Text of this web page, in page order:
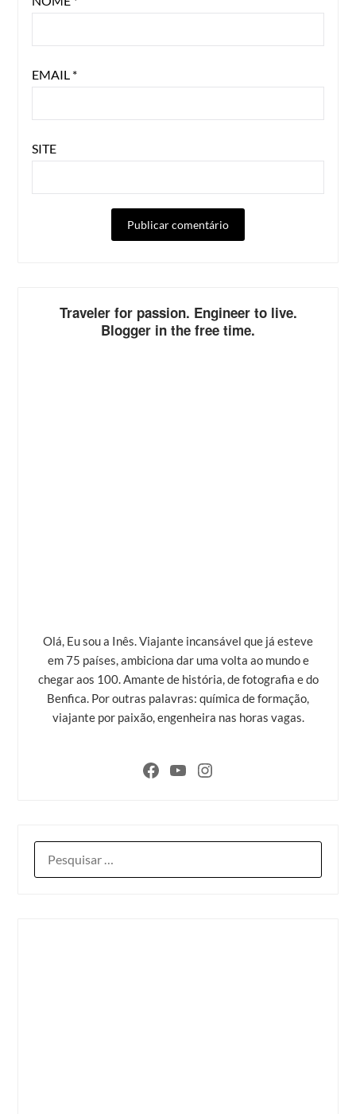
EMAIL *
SITE
Traveler for passion. Engineer to live.
Blogger in the free time.
Olá, Eu sou a Inês. Viajante incansável que já esteve
em 75 países, ambiciona dar uma volta ao mundo e
chegar aos 100. Amante de história, de fotografia e do
Benfica. Por outras palavras: química de formação,
viajante por paixão, engenheira nas horas vagas.